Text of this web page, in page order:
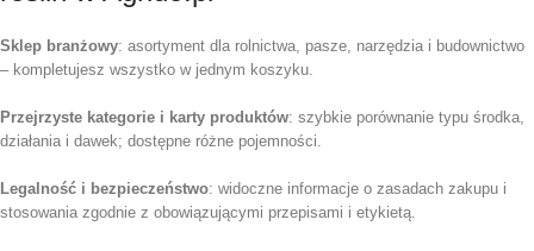
Sklep branżowy: asortyment dla rolnictwa, pasze, narzędzia i budownictwo
– kompletujesz wszystko w jednym koszyku.
Przejrzyste kategorie i karty produktów: szybkie porównanie typu środka,
działania i dawek; dostępne różne pojemności.
Legalność i bezpieczeństwo: widoczne informacje o zasadach zakupu i
stosowania zgodnie z obowiązującymi przepisami i etykietą.